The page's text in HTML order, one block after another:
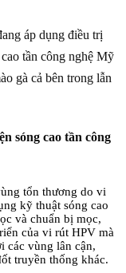
áp dụng điều trị
tần công nghệ Mỹ
gà cả bên trong lẫn
sóng cao tần công
tổn thương do vi
kỹ thuật sóng cao
và chuẩn bị mọc,
của vi rút HPV mà
các vùng lân cận,
truyền thống khác.